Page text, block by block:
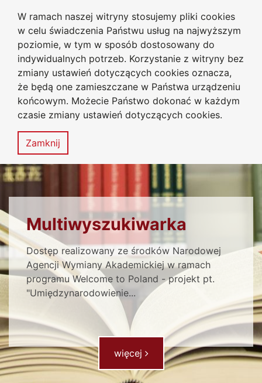
W ramach naszej witryny stosujemy pliki cookies
w celu świadczenia Państwu usług na najwyższym
poziomie, w tym w sposób dostosowany do
indywidualnych potrzeb. Korzystanie z witryny bez
zmiany ustawień dotyczących cookies oznacza,
że będą one zamieszczane w Państwa urządzeniu
końcowym. Możecie Państwo dokonać w każdym
czasie zmiany ustawień dotyczących cookies.
Zamknij
Przejdź do głównego menu
Przejdź do treści
Przejdź do wyszukiwarki
Przejdź do mapy serwisu
Biblioteka Uniwersytecka
Uniwersytetu Jana Długosza
w Częstochowie
Deklaracja
dostępności
Mapa
MENU
PRZECZYTAJ KONIECZNIE
Multiwyszukiwarka
Dostęp realizowany ze środków Narodowej
Agencji Wymiany Akademickiej w ramach
programu Welcome to Poland - projekt pt.
"Umiędzynarodowienie...
więcej - Multiwyszukiwarka